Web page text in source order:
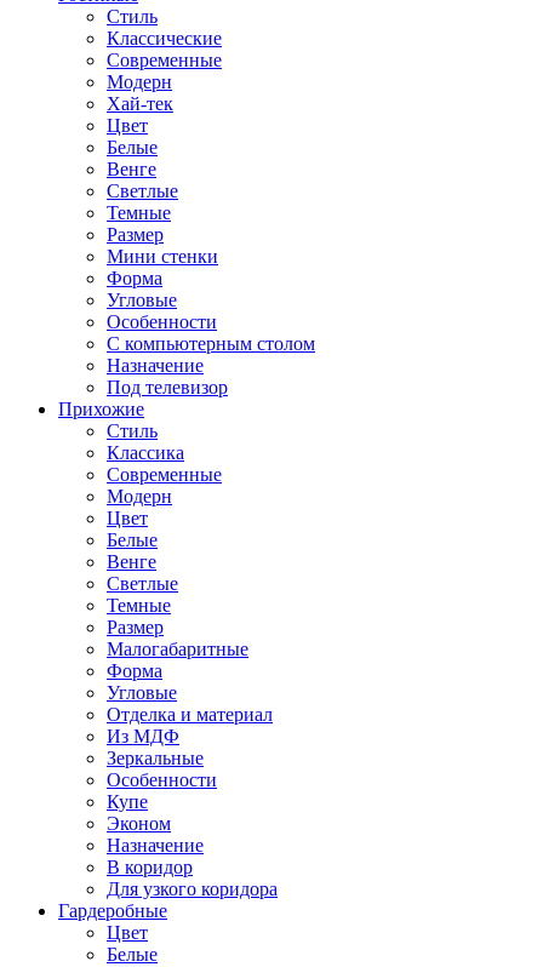
Стиль
Классические
Современные
Модерн
Хай-тек
Цвет
Белые
Венге
Светлые
Темные
Размер
Мини стенки
Форма
Угловые
Особенности
С компьютерным столом
Назначение
Под телевизор
Прихожие
Стиль
Классика
Современные
Модерн
Цвет
Белые
Венге
Светлые
Темные
Размер
Малогабаритные
Форма
Угловые
Отделка и материал
Из МДФ
Зеркальные
Особенности
Купе
Эконом
Назначение
В коридор
Для узкого коридора
Гардеробные
Цвет
Белые